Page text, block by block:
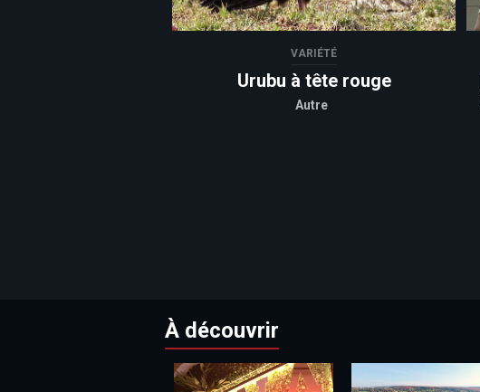
VARIÉTÉ
Urubu à tête rouge
Autre
À découvrir